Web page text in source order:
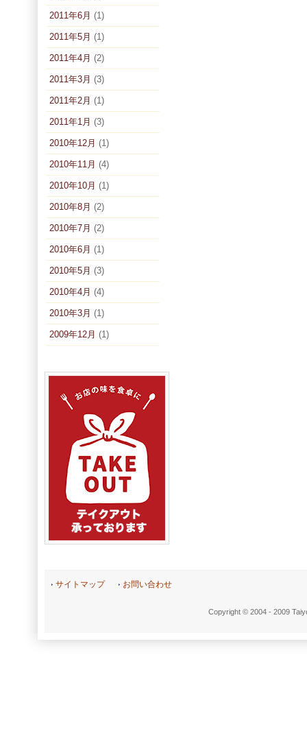
2011年6月 (1)
2011年5月 (1)
2011年4月 (2)
2011年3月 (3)
2011年2月 (1)
2011年1月 (3)
2010年12月 (1)
2010年11月 (4)
2010年10月 (1)
2010年8月 (2)
2010年7月 (2)
2010年6月 (1)
2010年5月 (3)
2010年4月 (4)
2010年3月 (1)
2009年12月 (1)
サイトマップ お問い合わせ
Copyright © 2004 - 2009